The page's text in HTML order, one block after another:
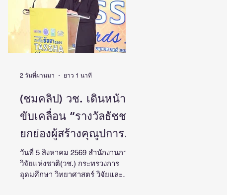
(ชมคลิป) วช. เดินหน้า
ขับเคลื่อน “รางวัลธัชชา”
ยกย่องผู้สร้างคุณูปการ
ด้านสังคมศาสตร์
มนุษยศาสตร์ และ
วันที่ 5 สิงหาคม 2569 สำนักงานการ
วิจัยแห่งชาติ(วช.) กระทรวงการ
อุดมศึกษา วิทยาศาสตร์ วิจัยและ
2 วันที่ผ่านมา ยาว 1 นาที